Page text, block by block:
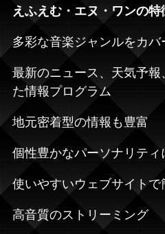
えふえむ・エヌ・ワンの特
多彩な音楽ジャンルをカバ
最新のニュース、天気予
た情報プログラム
地元密着型の情報も豊富
個性豊かなパーソナリテ
使いやすいウェブサイトで
高音質のストリーミング